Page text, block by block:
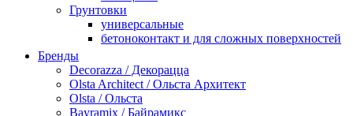
Грунтовки
универсальные
бетоноконтакт и для сложных поверхностей
по металлу
антикорозийные
под декоративные штукатурки
для гипсокартона
Бренды
Decorazza / Декорацца
Olsta Architect / Ольста Архитект
Olsta / Ольста
Bayramix / Байрамикс